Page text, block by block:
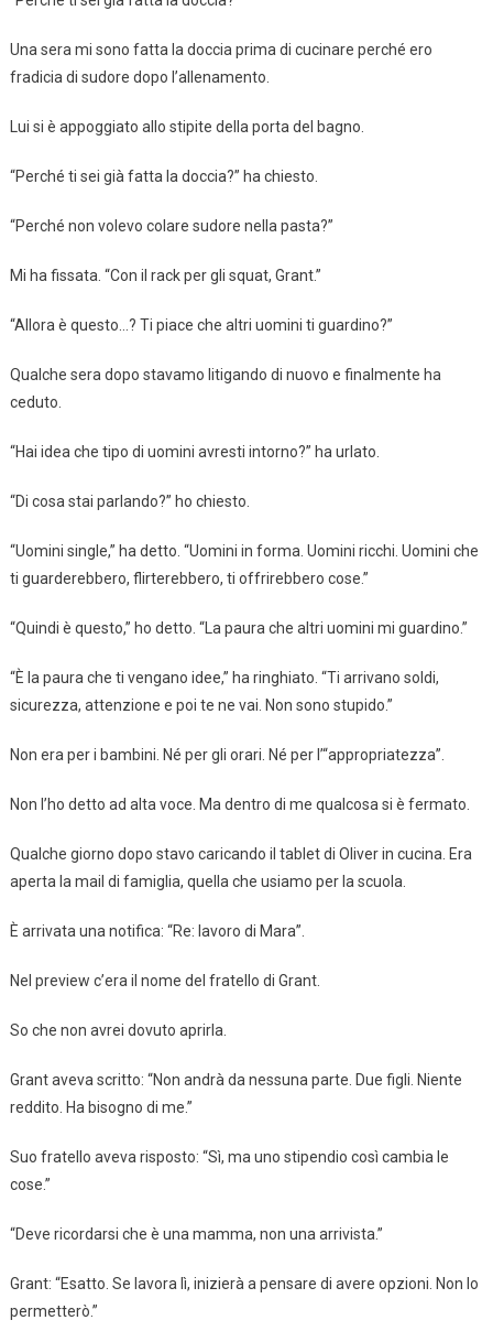
Una sera mi sono fatta la doccia prima di cucinare perché ero
fradicia di sudore dopo l’allenamento.
Lui si è appoggiato allo stipite della porta del bagno.
“Perché ti sei già fatta la doccia?” ha chiesto.
“Perché non volevo colare sudore nella pasta?”
Mi ha fissata. “Con il rack per gli squat, Grant.”
“Allora è questo…? Ti piace che altri uomini ti guardino?”
Qualche sera dopo stavamo litigando di nuovo e finalmente ha
ceduto.
“Hai idea che tipo di uomini avresti intorno?” ha urlato.
“Di cosa stai parlando?” ho chiesto.
“Uomini single,” ha detto. “Uomini in forma. Uomini ricchi. Uomini che
ti guarderebbero, flirterebbero, ti offrirebbero cose.”
“Quindi è questo,” ho detto. “La paura che altri uomini mi guardino.”
“È la paura che ti vengano idee,” ha ringhiato. “Ti arrivano soldi,
sicurezza, attenzione e poi te ne vai. Non sono stupido.”
Non era per i bambini. Né per gli orari. Né per l’“appropriatezza”.
Non l’ho detto ad alta voce. Ma dentro di me qualcosa si è fermato.
Qualche giorno dopo stavo caricando il tablet di Oliver in cucina. Era
aperta la mail di famiglia, quella che usiamo per la scuola.
È arrivata una notifica: “Re: lavoro di Mara”.
Nel preview c’era il nome del fratello di Grant.
So che non avrei dovuto aprirla.
Grant aveva scritto: “Non andrà da nessuna parte. Due figli. Niente
reddito. Ha bisogno di me.”
Suo fratello aveva risposto: “Sì, ma uno stipendio così cambia le
cose.”
“Deve ricordarsi che è una mamma, non una arrivista.”
Grant: “Esatto. Se lavora lì, inizierà a pensare di avere opzioni. Non lo
permetterò.”